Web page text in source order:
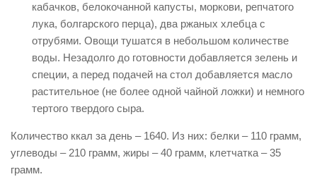
кабачков, белокочанной капусты, моркови, репчатого
лука, болгарского перца), два ржаных хлебца с
отрубями. Овощи тушатся в небольшом количестве
воды. Незадолго до готовности добавляется зелень и
специи, а перед подачей на стол добавляется масло
растительное (не более одной чайной ложки) и немного
тертого твердого сыра.
Количество ккал за день – 1640. Из них: белки – 110 грамм,
углеводы – 210 грамм, жиры – 40 грамм, клетчатка – 35
грамм.